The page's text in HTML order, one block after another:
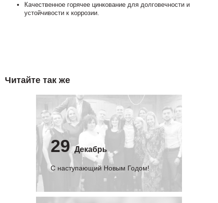
Качественное горячее цинкование для долговечности и
устойчивости к коррозии.
Читайте так же
29 Декабрь
С наступающий Новым Годом!